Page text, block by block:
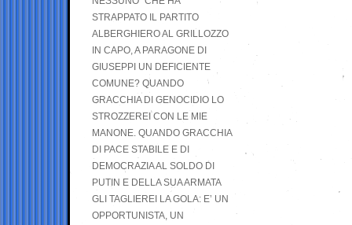
STRAPPATO IL PARTITO
ALBERGHIERO AL GRILLOZZO
IN CAPO, A PARAGONE DI
GIUSEPPI UN DEFICIENTE
COMUNE? QUANDO
GRACCHIA DI GENOCIDIO LO
STROZZEREI CON LE MIE
MANONE. QUANDO GRACCHIA
DI PACE STABILE E DI
DEMOCRAZIA AL SOLDO DI
PUTIN E DELLA SUA ARMATA
GLI TAGLIEREI LA GOLA: E’ UN
OPPORTUNISTA, UN